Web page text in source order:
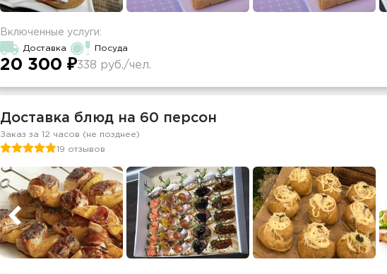
Включенные услуги:
Доставка Посуда
20 300 ₽338 руб./чел.
Доставка блюд на 60 персон
Заказ за 12 часов (не позднее)
19 отзывов